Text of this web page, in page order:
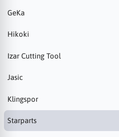
GeKa
Hikoki
Izar Cutting Tool
Jasic
Klingspor
Starparts